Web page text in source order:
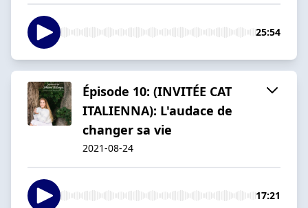
25:54
Épisode 10: (INVITÉE CAT
ITALIENNA): L'audace de
changer sa vie
2021-08-24
17:21